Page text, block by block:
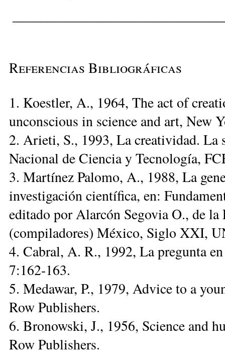
Referencias Bibliográficas
1. Koestler, A., 1964, The act of
unconscious in science and art, New
2. Arieti, S., 1993, La creatividad. La
Nacional de Ciencia y Tecnología,
3. Martínez Palomo, A., 1988, La
investigación científica, en:
editado por Alarcón Segovia O., de
(compiladores) México, Siglo XXI,
4. Cabral, A. R., 1992, La pregunta
7:162-163.
5. Medawar, P., 1979, Advice to a
Row Publishers.
6. Bronowski, J., 1956, Science and
Row Publishers.